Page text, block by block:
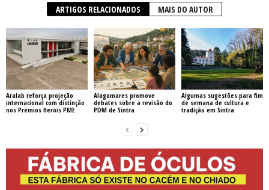
ARTIGOS RELACIONADOS MAIS DO AUTOR
Aralab reforça projeção
internacional com distinção
nos Prémios Heróis PME
Alagamares promove
debates sobre a revisão do
PDM de Sintra
Algumas sugestões para fim
de semana de cultura e
tradição em Sintra